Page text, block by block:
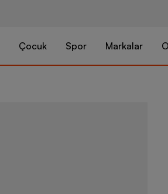
Çocuk Spor Markalar
adidas F50